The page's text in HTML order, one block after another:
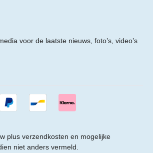
voor de laatste nieuws, foto’s, video’s
plus verzendkosten en mogelijke
niet anders vermeld.